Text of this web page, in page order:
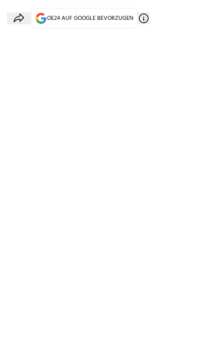
OE24 AUF GOOGLE BEVORZUGEN